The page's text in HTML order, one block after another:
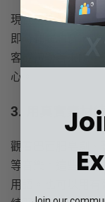
現代科技如翻譯耳
即時翻譯語音，
客或初學者來說，
心。
3. 用真實素材練
觀看巴西肥皂劇、
等音樂。這些資
用語。也可以用